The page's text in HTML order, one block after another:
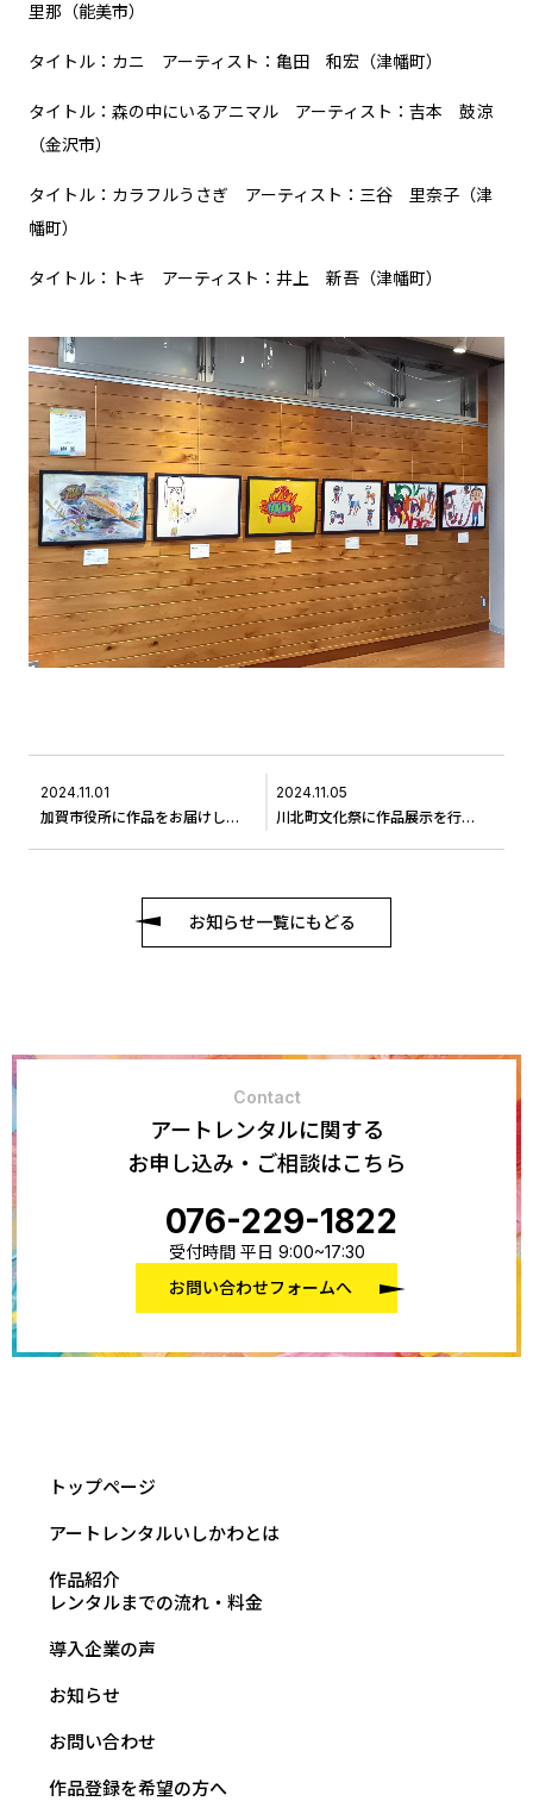
里那（能美市）
タイトル：カニ アーティスト：亀田 和宏（津幡町）
タイトル：森の中にいるアニマル アーティスト：吉本 鼓涼
（金沢市）
タイトル：カラフルうさぎ アーティスト：三谷 里奈子（津
幡町）
タイトル：トキ アーティスト：井上 新吾（津幡町）
2024.11.01
加賀市役所に作品をお届けしました。
2024.11.05
川北町文化祭に作品展示を行いました。
お知らせ一覧にもどる
Contact
アートレンタルに関する
お申し込み・ご相談はこちら
076-229-1822
受付時間 平日 9:00~17:30
お問い合わせフォームへ
トップページ
アートレンタルいしかわとは
作品紹介
レンタルまでの流れ・料金
導入企業の声
お知らせ
お問い合わせ
作品登録を希望の方へ